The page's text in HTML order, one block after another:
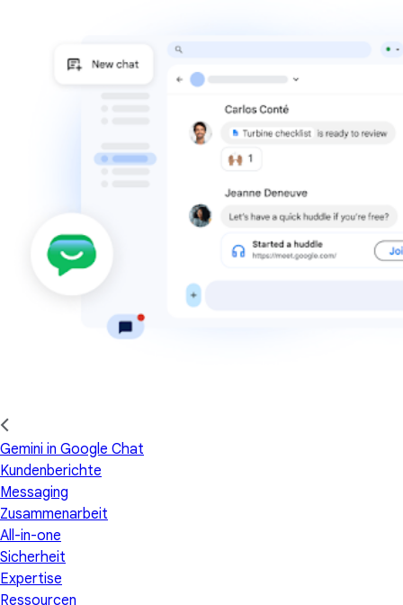
Gemini in Google Chat
Kundenberichte
Messaging
Zusammenarbeit
All-in-one
Sicherheit
Expertise
Ressourcen